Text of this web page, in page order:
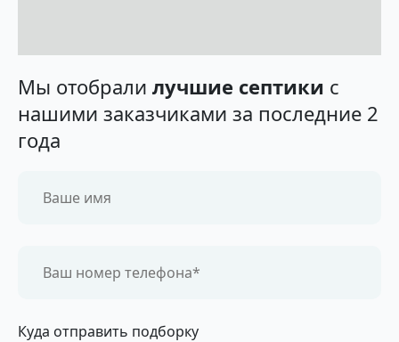
Мы отобрали лучшие септики с
нашими заказчиками за последние 2
года
Куда отправить подборку